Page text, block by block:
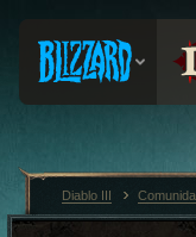
Diablo III